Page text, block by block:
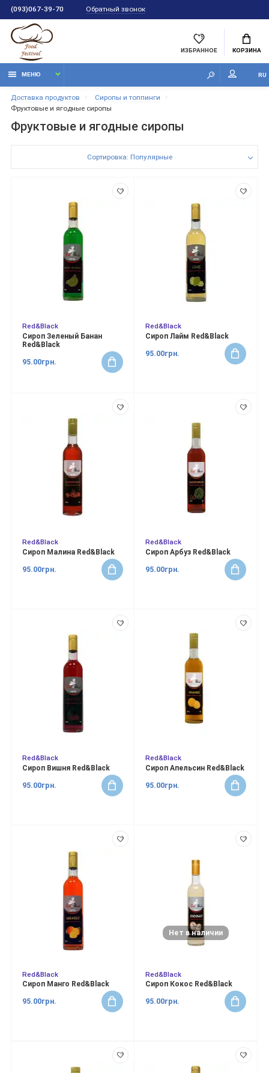
(093)067-39-70 Обратный звонок
ИЗБРАННОЕ КОРЗИНА
МЕНЮ RU
Доставка продуктов
Сиропы и топпинги
Фруктовые и ягодные сиропы
Фруктовые и ягодные сиропы
Сортировка: Популярные
Red&Black
Сироп Зеленый Банан
Red&Black
95.00грн.
Red&Black
Сироп Лайм Red&Black
95.00грн.
Red&Black
Сироп Малина Red&Black
95.00грн.
Red&Black
Сироп Арбуз Red&Black
95.00грн.
Red&Black
Сироп Вишня Red&Black
95.00грн.
Red&Black
Сироп Апельсин Red&Black
95.00грн.
Red&Black
Сироп Манго Red&Black
95.00грн.
Нет в наличии
Red&Black
Сироп Кокос Red&Black
95.00грн.